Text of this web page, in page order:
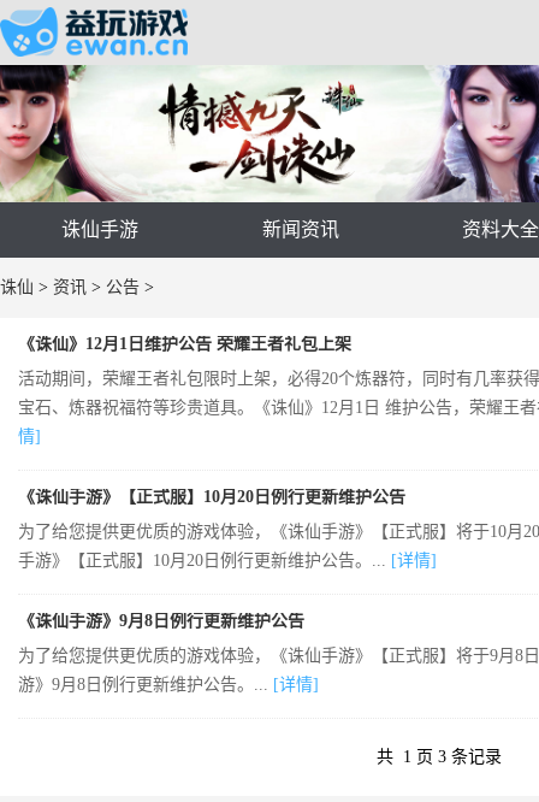
诛仙手游 新闻资讯 资料大全
诛仙 > 资讯 > 公告 >
《诛仙》12月1日维护公告 荣耀王者礼包上架
活动期间，荣耀王者礼包限时上架，必得20个炼器符，同时有几率获
宝石、炼器祝福符等珍贵道具。《诛仙》12月1日 维护公告，荣耀王
情]
《诛仙手游》【正式服】10月20日例行更新维护公告
为了给您提供更优质的游戏体验，《诛仙手游》【正式服】将于10月
手游》【正式服】10月20日例行更新维护公告。... [详情]
《诛仙手游》9月8日例行更新维护公告
为了给您提供更优质的游戏体验，《诛仙手游》【正式服】将于9月8
游》9月8日例行更新维护公告。... [详情]
共 1 页 3 条记录